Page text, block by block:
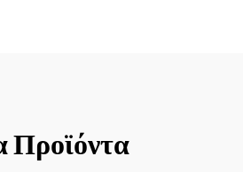
Προϊόντα